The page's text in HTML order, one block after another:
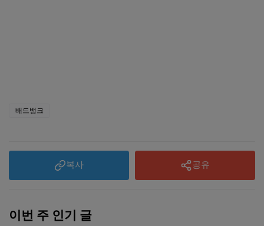
배드뱅크
복사 공유
이번 주 인기 글